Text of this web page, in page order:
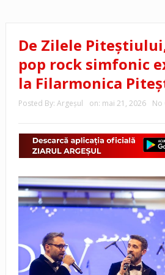
De Zilele
pop rock simfonic
la Filarmonica
Posted By: Argeşul on: mai 21, 2026
No